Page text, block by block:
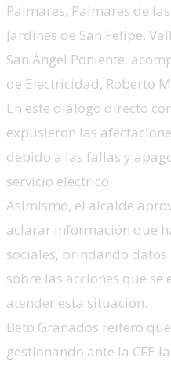
Palmares, Palmares de
Jardines de San Felipe,
San Ángel Poniente,
de Electricidad, Roberto
En este diálogo directo
expusieron las
debido a las fallas y
servicio eléctrico.
Asimismo, el alcalde
aclarar información que
sociales, brindando
sobre las acciones que
atender esta situación.
Beto Granados reiteró
gestionando ante la CFE